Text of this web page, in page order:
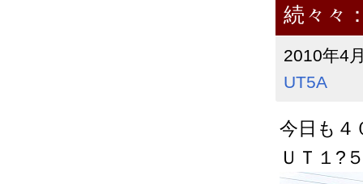
続々々
2010年4
UT5A
今日も４
ＵＴ１?